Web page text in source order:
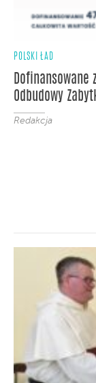
POLSKI ŁAD
Dofinansowane
Odbudowy
Redakcja